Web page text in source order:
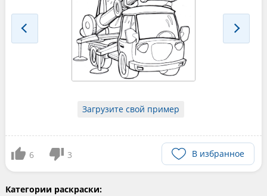
Загрузите свой пример
6 3 В избранное
Категории раскраски: